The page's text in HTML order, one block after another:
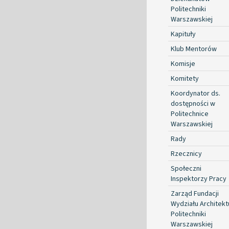
Politechniki
Warszawskiej
Kapituły
Klub Mentorów
Komisje
Komitety
Koordynator ds.
dostępności w
Politechnice
Warszawskiej
Rady
Rzecznicy
Społeczni
Inspektorzy Pracy
Zarząd Fundacji
Wydziału
Politechniki
Warszawskiej